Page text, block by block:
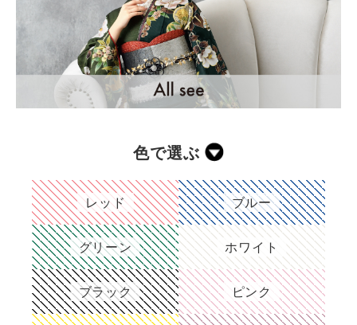
色で選ぶ
レッド ブルー
グリーン ホワイト
ブラック ピンク